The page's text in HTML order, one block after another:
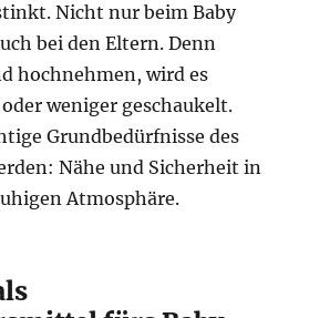
Nicht nur beim Baby
bei den Eltern. Denn
hochnehmen, wird es
weniger geschaukelt.
Grundbedürfnisse des
Nähe und Sicherheit in
Atmosphäre.